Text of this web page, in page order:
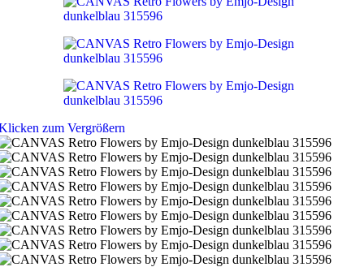
zum Vergrößern